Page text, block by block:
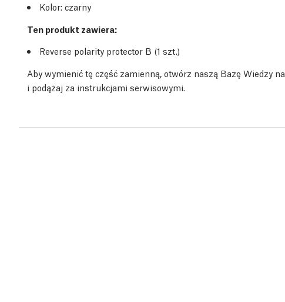
Kolor: czarny
Ten produkt zawiera:
Reverse polarity protector B (1 szt.)
Aby wymienić tę część zamienną, otwórz naszą Bazę Wiedzy na
i podążaj za instrukcjami serwisowymi.